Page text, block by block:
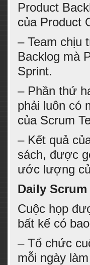
Product
của Product
– Team chịu
Backlog mà
Sprint.
– Phần thứ
phải luôn có
của Scrum
– Kết quả
sách, được
ước lượng
Daily Scrum
Cuộc họp
bất kể có
– Tổ chức
mỗi ngày